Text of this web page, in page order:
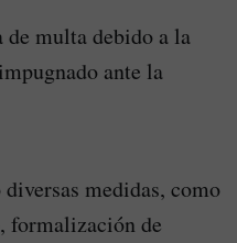
de multa debido a la
ante la
medidas, como
formalización de